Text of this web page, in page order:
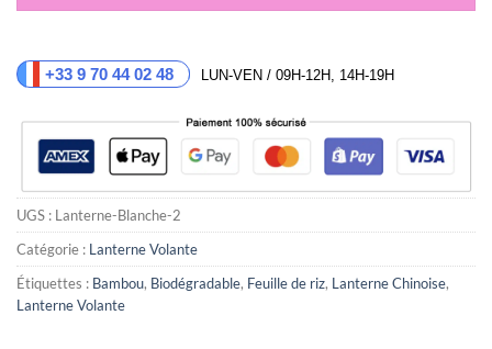
+33 9 70 44 02 48 LUN-VEN / 09H-12H, 14H-19H
UGS : Lanterne-Blanche-2
Catégorie : Lanterne Volante
Étiquettes : Bambou, Biodégradable, Feuille de riz, Lanterne Chinoise,
Lanterne Volante